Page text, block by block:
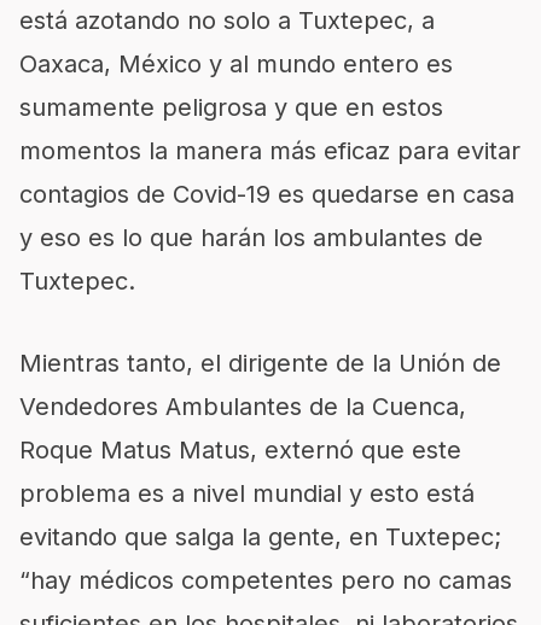
está azotando no solo a Tuxtepec, a
Oaxaca, México y al mundo entero es
sumamente peligrosa y que en estos
momentos la manera más eficaz para evitar
contagios de Covid-19 es quedarse en casa
y eso es lo que harán los ambulantes de
Tuxtepec.
Mientras tanto, el dirigente de la Unión de
Vendedores Ambulantes de la Cuenca,
Roque Matus Matus, externó que este
problema es a nivel mundial y esto está
evitando que salga la gente, en Tuxtepec;
“hay médicos competentes pero no camas